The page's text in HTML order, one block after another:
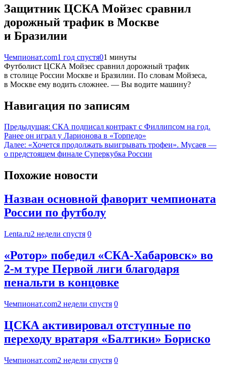
Защитник ЦСКА Мойзес сравнил
дорожный трафик в Москве
и Бразилии
Чемпионат.com1 год спустя01 минуты
Футболист ЦСКА Мойзес сравнил дорожный трафик
в столице России Москве и Бразилии. По словам Мойзеса,
в Москве ему водить сложнее. — Вы водите машину?
Навигация по записям
Предыдущая: СКА подписал контракт с Филлипсом на год.
Ранее он играл у Ларионова в «Торпедо»
Далее: «Хочется продолжать выигрывать трофеи». Мусаев —
о предстоящем финале Суперкубка России
Похожие новости
Назван основной фаворит чемпионата
России по футболу
Lenta.ru2 недели спустя 0
«Ротор» победил «СКА-Хабаровск» во
2-м туре Первой лиги благодаря
пенальти в концовке
Чемпионат.com2 недели спустя 0
ЦСКА активировал отступные по
переходу вратаря «Балтики» Бориско
Чемпионат.com2 недели спустя 0